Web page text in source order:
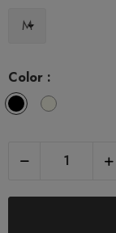
Color :
Black Ivory